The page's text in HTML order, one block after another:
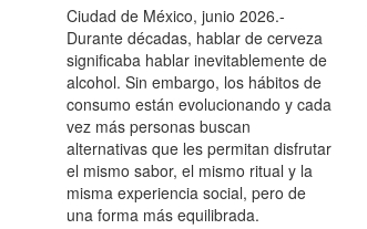
Ciudad de México, junio 2026.-
Durante décadas, hablar de cerveza
significaba hablar inevitablemente de
alcohol. Sin embargo, los hábitos de
consumo están evolucionando y cada
vez más personas buscan
alternativas que les permitan disfrutar
el mismo sabor, el mismo ritual y la
misma experiencia social, pero de
una forma más equilibrada.